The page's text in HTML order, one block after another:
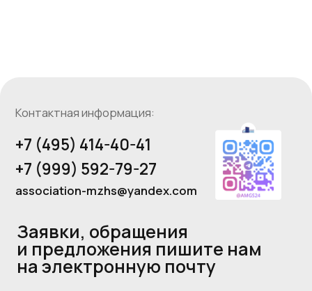
Адрес Ассоциации:
Санкт Петербург, офис 193.
Мероприятия
Комитеты